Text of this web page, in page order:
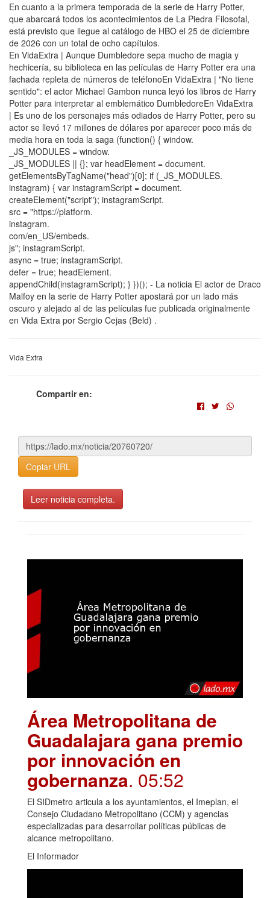
En cuanto a la primera temporada de la serie de Harry Potter,
que abarcará todos los acontecimientos de La Piedra Filosofal,
está previsto que llegue al catálogo de HBO el 25 de diciembre
de 2026 con un total de ocho capítulos.
En VidaExtra | Aunque Dumbledore sepa mucho de magia y
hechicería, su biblioteca en las películas de Harry Potter era una
fachada repleta de números de teléfonoEn VidaExtra | "No tiene
sentido": el actor Michael Gambon nunca leyó los libros de Harry
Potter para interpretar al emblemático DumbledoreEn VidaExtra
| Es uno de los personajes más odiados de Harry Potter, pero su
actor se llevó 17 millones de dólares por aparecer poco más de
media hora en toda la saga (function() { window.
_JS_MODULES = window.
_JS_MODULES || {}; var headElement = document.
getElementsByTagName("head")[0]; if (_JS_MODULES.
instagram) { var instagramScript = document.
createElement("script"); instagramScript.
src = "https://platform.
instagram.
com/en_US/embeds.
js"; instagramScript.
async = true; instagramScript.
defer = true; headElement.
appendChild(instagramScript); } })(); - La noticia El actor de Draco
Malfoy en la serie de Harry Potter apostará por un lado más
oscuro y alejado al de las películas fue publicada originalmente
en Vida Extra por Sergio Cejas (Beld) .
Vida Extra
Compartir en:
Copiar URL
Leer noticia completa.
Área Metropolitana de
Guadalajara gana premio
por innovación en
gobernanza. 05:52
El SIDmetro articula a los ayuntamientos, el Imeplan, el
Consejo Ciudadano Metropolitano (CCM) y agencias
especializadas para desarrollar políticas públicas de
alcance metropolitano.
El Informador